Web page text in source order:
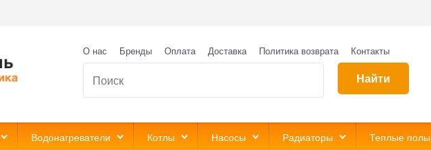
О нас Бренды Оплата Доставка Политика возврата Контакты
Найти
Водонагреватели Котлы Насосы Радиаторы Теплые полы